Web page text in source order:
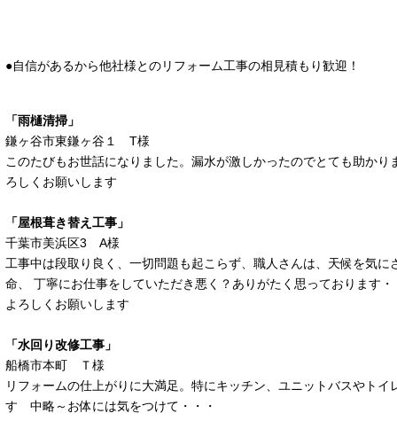
●自信があるから他社様とのリフォーム工事の相見積もり歓迎！
「雨樋清掃」
鎌ヶ谷市東鎌ヶ谷１ T様
このたびもお世話になりました。漏水が激しかったのでとても助かり
ろしくお願いします
「屋根葺き替え工事」
千葉市美浜区3 A様
工事中は段取り良く、一切問題も起こらず、職人さんは、天候を気に
命、 丁寧にお仕事をしていただき悪く？ありがたく思っております
よろしくお願いします
「水回り改修工事」
船橋市本町 Ｔ様
リフォームの仕上がりに大満足。特にキッチン、ユニットバスやトイ
す 中略～お体には気をつけて・・・